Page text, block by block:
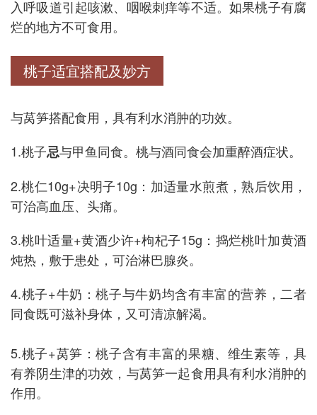
入呼吸道引起咳漱、咽喉刺痒等不适。如果桃子有腐
烂的地方不可食用。
桃子适宜搭配及妙方
与莴笋搭配食用，具有利水消肿的功效。
1.桃子忌与甲鱼同食。桃与酒同食会加重醉酒症状。
2.桃仁10g+决明子10g：加适量水煎煮，熟后饮用，
可治高血压、头痛。
3.桃叶适量+黄酒少许+枸杞子15g：捣烂桃叶加黄酒
炖热，敷于患处，可治淋巴腺炎。
4.桃子+牛奶：桃子与牛奶均含有丰富的营养，二者
同食既可滋补身体，又可清凉解渴。
5.桃子+莴笋：桃子含有丰富的果糖、维生素等，具
有养阴生津的功效，与莴笋一起食用具有利水消肿的
作用。